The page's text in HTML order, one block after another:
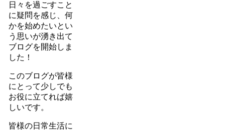
日々を過ごすこと
に疑問を感じ、何
かを始めたいとい
う思いが湧き出て
ブログを開始しま
した！
このブログが皆様
にとって少しでも
お役に立てれば嬉
しいです。
皆様の日常生活に